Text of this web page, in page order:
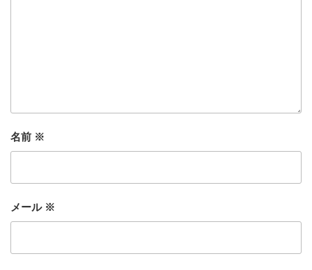
名前 ※
メール ※